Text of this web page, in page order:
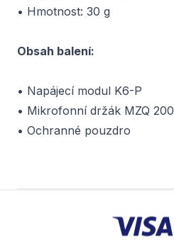
• Hmotnost: 30 g
Obsah balení:
• Napájecí modul K6-P
• Mikrofonní držák MZQ 200
• Ochranné pouzdro